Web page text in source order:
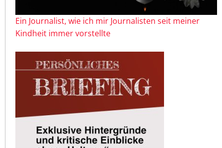
Ein Journalist, wie ich mir Journalisten seit meiner
Kindheit immer vorstellte